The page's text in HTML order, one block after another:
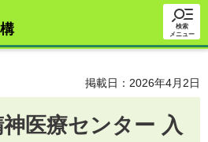
検索
メニュー
掲載日：2026年4月2日
医療センター 入